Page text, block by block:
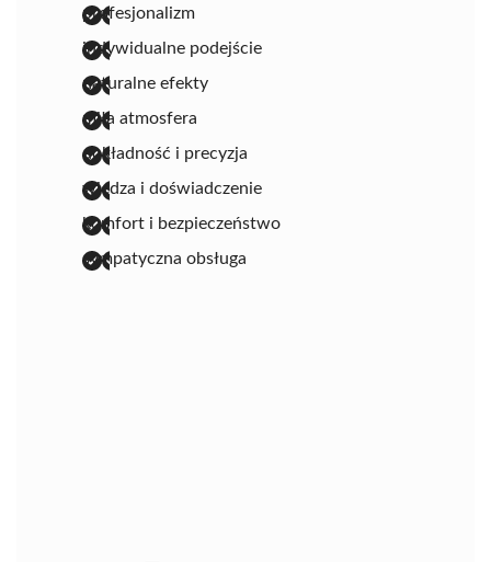
profesjonalizm
indywidualne podejście
naturalne efekty
miła atmosfera
dokładność i precyzja
wiedza i doświadczenie
komfort i bezpieczeństwo
sympatyczna obsługa